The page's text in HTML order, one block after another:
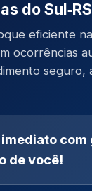
do
eficiente
ocorrências
seguro,
com
de você!